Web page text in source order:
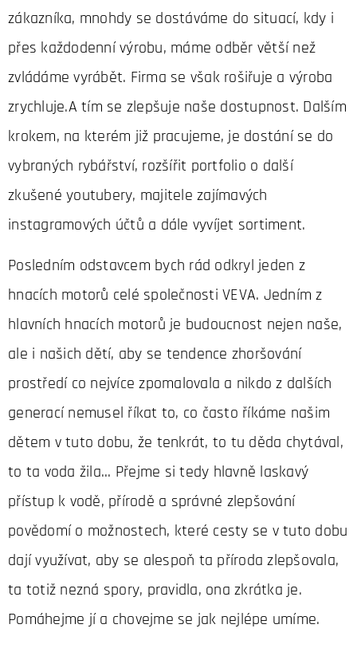
zákazníka, mnohdy se dostáváme do situací, kdy i
přes každodenní výrobu, máme odběr větší než
zvládáme vyrábět. Firma se však rošiřuje a výroba
zrychluje.A tím se zlepšuje naše dostupnost. Dalším
krokem, na kterém již pracujeme, je dostání se do
vybraných rybářství, rozšířit portfolio o další
zkušené youtubery, majitele zajímavých
instagramových účtů a dále vyvíjet sortiment.
Posledním odstavcem bych rád odkryl jeden z
hnacích motorů celé společnosti VEVA. Jedním z
hlavních hnacích motorů je budoucnost nejen naše,
ale i našich dětí, aby se tendence zhoršování
prostředí co nejvíce zpomalovala a nikdo z dalších
generací nemusel říkat to, co často říkáme našim
dětem v tuto dobu, že tenkrát, to tu děda chytával,
to ta voda žila... Přejme si tedy hlavně laskavý
přístup k vodě, přírodě a správné zlepšování
povědomí o možnostech, které cesty se v tuto dobu
dají využívat, aby se alespoň ta příroda zlepšovala,
ta totiž nezná spory, pravidla, ona zkrátka je.
Pomáhejme jí a chovejme se jak nejlépe umíme.